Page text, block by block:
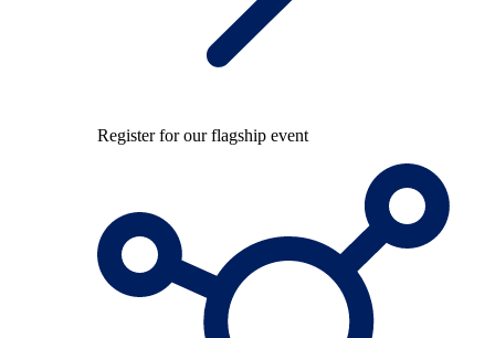
Register for our flagship event